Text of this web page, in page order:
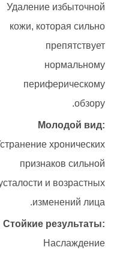
Удаление избыточной
кожи, которая сильно
препятствует
нормальному
периферическому
обзору.
Молодой вид:
Устранение хронических
признаков сильной
усталости и возрастных
изменений лица.
Стойкие результаты:
Наслаждение